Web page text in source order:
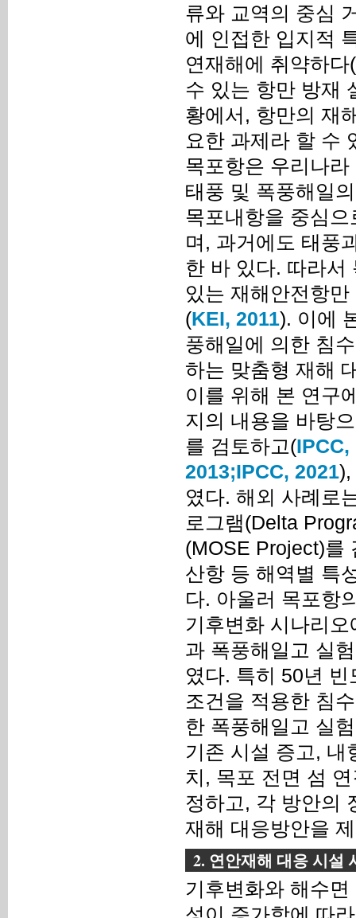
류와 교역의 중심
에 인접한 입지적
연재해에 취약하다(
수 있는 항만 방재
황에서, 항만의 재
요한 과제라 할 수
목포항은 우리나
태풍 및 폭풍해일
목포내항을 중심
며, 과거에도 태풍
한 바 있다. 따라서
있는 재해안전항
(KEI, 2011). 이에
풍해일에 의한 침
하는 맞춤형 재해
이를 위해 본 연구
지의 내용을 바탕
를 검토하고(IPCC,
2013;IPCC, 2021),
였다. 해외 사례로
로그램(Delta
(MOSE Project)를
산항 등 해역별 특
다. 아울러 목포항
기후변화 시나리
과 폭풍해일고 실
였다. 특히 50년
조건을 적용한 침
한 폭풍해일고 실
기존 시설 증고, 내
치, 목포 전면 섬
정하고, 각 방안의
재해 대응방안을
2. 연안재해 대응 시설
기후변화와 해수